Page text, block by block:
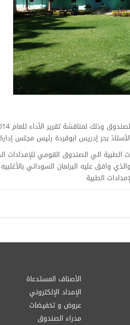
بحر إدريس ابوقردة رئيس مجلس
الطبية الي الصندوق القومي للإمدادات
وافق عليه البرلمان السوداني
الأصناف المستدعاة
الإمداد الإلكتروني
عروض و تخفيضات
مدراء الصندوق